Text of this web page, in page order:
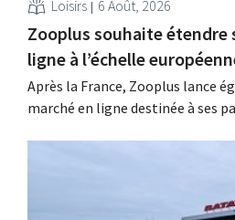
Loisirs 6 Août, 2026
Zooplus souhaite étendre
ligne à l’échelle
Après la France, Zooplus lance
marché en ligne destinée à ses
des prochaines années, la
dans les produits pour animaux
étendre progressivement ce